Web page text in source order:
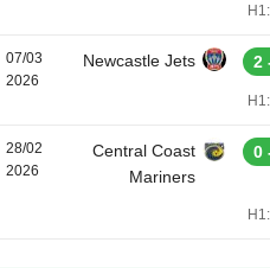
07/03
2026
Newcastle Jets 2
28/02
2026
Central Coast
Mariners
0